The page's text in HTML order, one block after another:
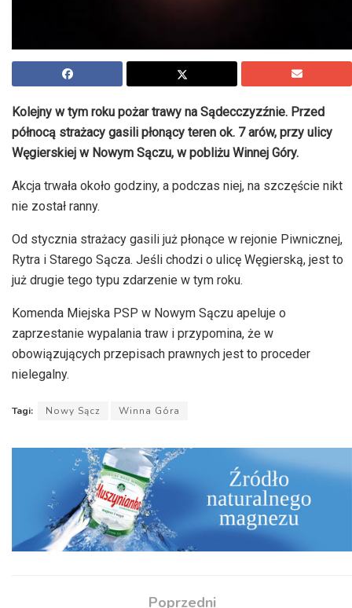
Kolejny w tym roku pożar trawy na Sądecczyzźnie. Przed
północą strażacy gasili płonący teren ok. 7 arów, przy ulicy
Węgierskiej w Nowym Sączu, w pobliżu Winnej Góry.
Akcja trwała około godziny, a podczas niej, na szczęście nikt
nie został ranny.
Od stycznia strażacy gasili już płonące w rejonie Piwnicznej,
Rytra i Starego Sącza. Jeśli chodzi o ulicę Węgierską, jest to
już drugie tego typu zdarzenie w tym roku.
Komenda Miejska PSP w Nowym Sączu apeluje o
zaprzestanie wypalania traw i przypomina, że w
obowiązujących przepisach prawnych jest to proceder
nielegalny.
Tagi: Nowy Sącz Winna Góra
Poprzedni